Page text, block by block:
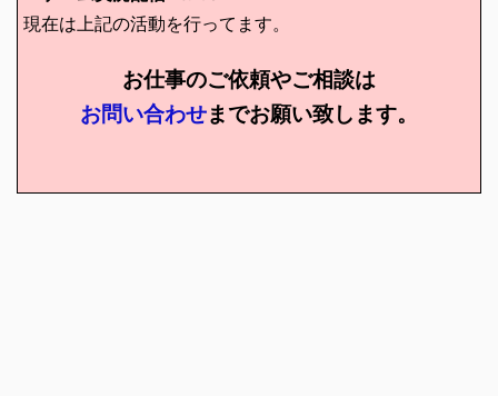
現在は上記の活動を行ってます。
お仕事のご依頼やご相談は
お問い合わせまでお願い致します。